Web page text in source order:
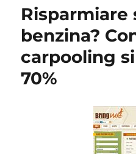
Risparmiare
benzina?
carpooling
70%